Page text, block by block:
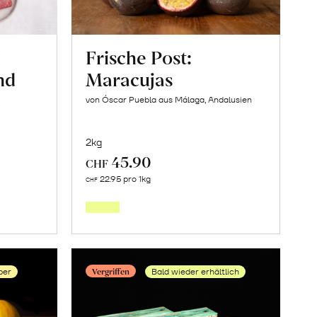
Frische Post:
Maracujas
von Óscar Puebla aus Málaga, Andalusien
2kg
CHF 45.90
CHF 22.95 pro 1kg
Post:
Maracujas
Vergriffen Bald wieder erhältlich